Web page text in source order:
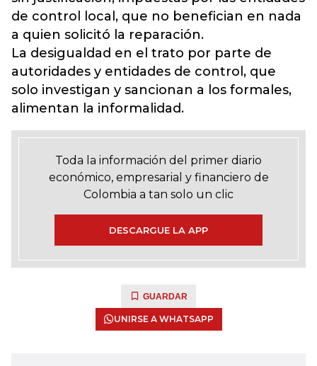
de control local, que no benefician en nada
a quien solicitó la reparación.
La desigualdad en el trato por parte de
autoridades y entidades de control, que
solo investigan y sancionan a los formales,
alimentan la informalidad.
Toda la información del primer diario
económico, empresarial y financiero de
Colombia a tan solo un clic
DESCARGUE LA APP
GUARDAR
UNIRSE A WHATSAPP